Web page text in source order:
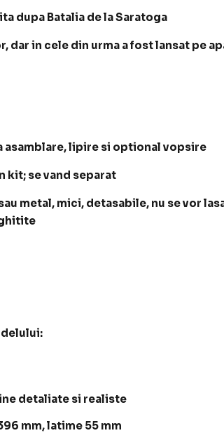
dupa Batalia de la Saratoga
in cele din urma a fost lansat pe
asamblare, lipire si optional vopsire
kit; se vand separat
metal, mici, detasabile, nu se vor
detaliate si realiste
mm, latime 55 mm